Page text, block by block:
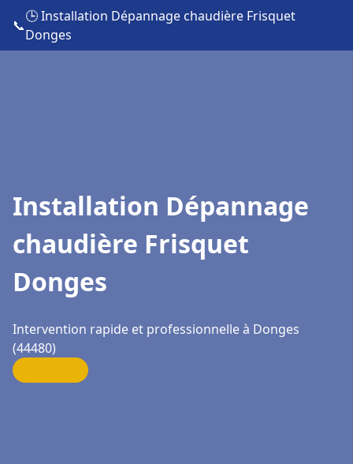
📞
🕒 Installation Dépannage chaudière Frisquet
Donges
Installation Dépannage
chaudière Frisquet
Donges
Intervention rapide et professionnelle à Donges
(44480)